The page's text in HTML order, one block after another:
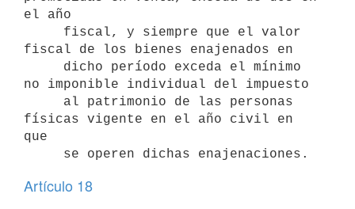
el año
fiscal de los bienes enajenados en
no imponible individual del impuesto
físicas vigente en el año civil en
que
Artículo 18